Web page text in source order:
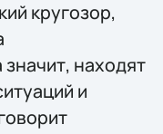
кругозор,
находят
и